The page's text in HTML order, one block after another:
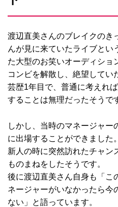
渡辺直美さんのブレイクのき
んが見に来ていたライブとい
た大型のお笑いオーディショ
コンビを解散し、絶望してい
芸歴1年目で、普通に考えれ
することは無理だったそうで
しかし、当時のマネージャー
に出場することができました。
新人の時に突然訪れたチャン
ものまねをしたそうです。
後に渡辺直美さん自身も「こ
ネージャーがいなかったら今
ない」と語っています。